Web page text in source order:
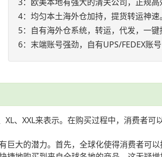
4：均匀本土海外仓加持，提货转运神速。
5：自有海外仓系统，转运，代发，一键
6：末端账号强劲，自有UPS/FEDEX账
、XXL来表示。在购买过程中，消费者
大的潜力。首先，全球化使得消费者可